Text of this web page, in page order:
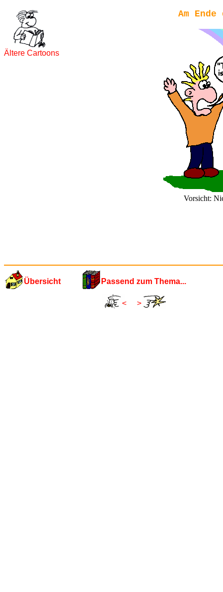
Ältere Cartoons
Am Ende
Vorsicht:
Übersicht Passend zum Thema...
< >